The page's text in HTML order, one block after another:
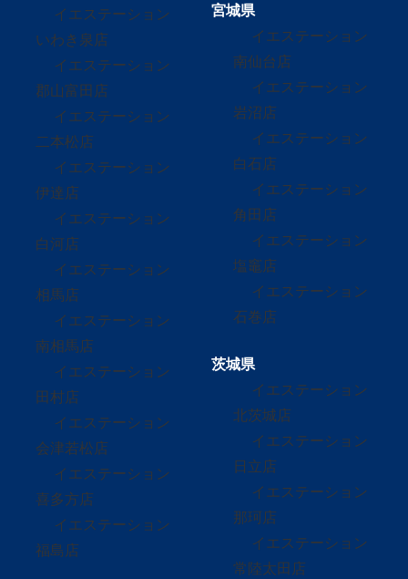
イエステーション
いわき泉店
イエステーション
郡山富田店
イエステーション
二本松店
イエステーション
伊達店
イエステーション
白河店
イエステーション
相馬店
イエステーション
南相馬店
イエステーション
田村店
イエステーション
会津若松店
イエステーション
喜多方店
イエステーション
福島店
宮城県
イエステーション
南仙台店
イエステーション
岩沼店
イエステーション
白石店
イエステーション
角田店
イエステーション
塩竈店
イエステーション
石巻店
茨城県
イエステーション
北茨城店
イエステーション
日立店
イエステーション
那珂店
イエステーション
常陸太田店